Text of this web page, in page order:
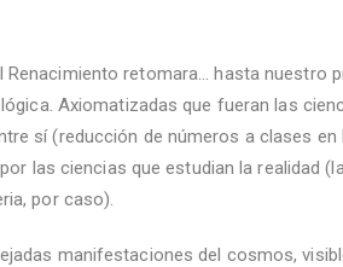
retomara... hasta nuestro
Axiomatizadas que fueran las
sí (reducción de números a clases en
las ciencias que estudian la realidad
por caso).
manifestaciones del cosmos,